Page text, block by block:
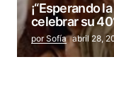
¡“Esperando
celebrar su
por Sofía abril 28,